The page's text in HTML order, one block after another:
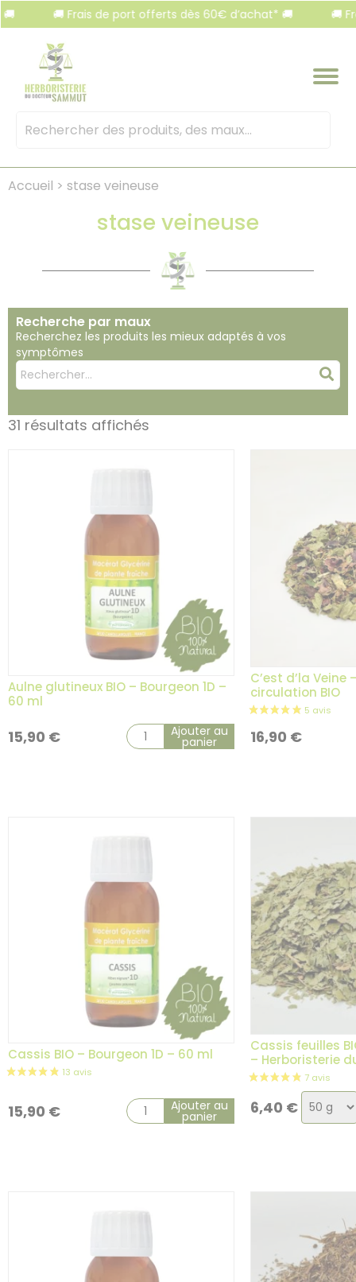
Frais de port offerts dès 60€ d’achat* 🚚 🚚 Frais de
Mots
Accueil > stase veineuse
stase veineuse
Recherche par maux
Recherchez les produits les mieux adaptés à vos
symptômes
Mots
clés
:
31 résultats affichés
Aulne glutineux BIO – Bourgeon 1D –
60 ml
15,90 € Ajouter au
panier
C’est d’la Veine
circulation BIO
16,90 €
Cassis BIO – Bourgeon 1D – 60 ml
15,90 € Ajouter au
panier
Cassis feuilles
– Herboristerie
6,40 € Choix
de
Panneau de gestion des cookies